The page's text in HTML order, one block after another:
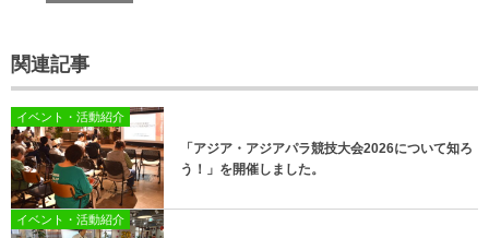
関連記事
イベント・活動紹介
「アジア・アジアパラ競技大会2026について知ろ
う！」を開催しました。
イベント・活動紹介